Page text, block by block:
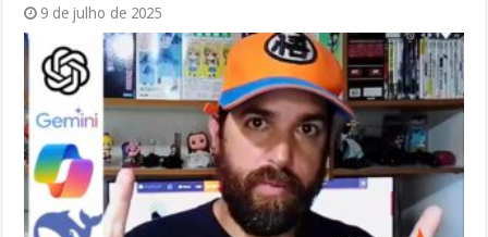
9 de julho de 2025